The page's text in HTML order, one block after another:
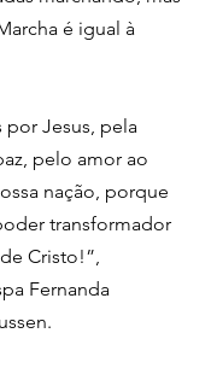
é igual à
por Jesus, pela
pelo amor ao
nação, porque
transformador
Cristo!”,
Fernanda